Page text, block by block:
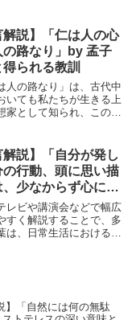
解説】「仁は人の心
路なり」by 孟子
られる教訓
人の路なり」は、古代中
いても私たちが生きる上
家として知られ、この名
解説】「自分が発し
行動、頭に思い描
、少なからず心に影
。」by 植木理恵の
れる教訓
レビや講演会などで幅広
すく解説することで、多
、日常生活における心
】「自然には何の無駄